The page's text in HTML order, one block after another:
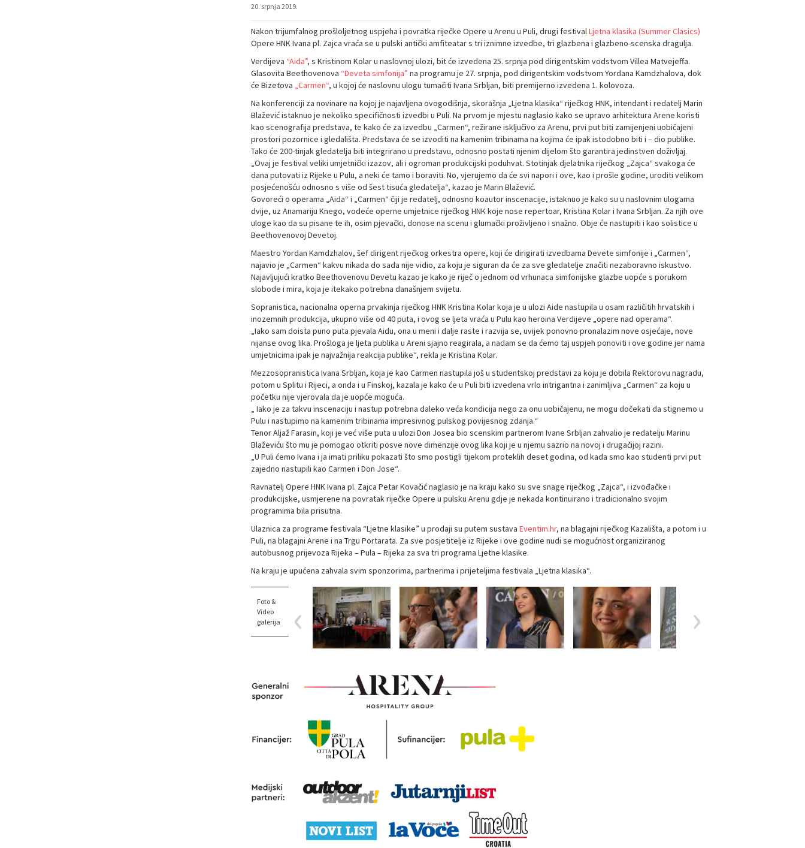
20. srpnja 2019.
Nakon trijumfalnog prošloljetnog uspjeha i povratka riječke Opere u Arenu u Puli, drugi festivalLjetna klasika (Summer Clasics)
Opere HNK Ivana pl. Zajca vraća se u pulski antički amfiteatar s tri iznimne izvedbe, tri glazbena i glazbeno-scenska dragulja.
Verdijeva “Aida”, s Kristinom Kolar u naslovnoj ulozi, bit će izvedena 25. srpnja pod dirigentskim vodstvom Villea Matvejeffa.
Glasovita Beethovenova “Deveta simfonija” na programu je 27. srpnja, pod dirigentskim vodstvom Yordana Kamdzhalova, dok
će Bizetova „Carmen“, u kojoj će naslovnu ulogu tumačiti Ivana Srbljan, biti premijerno izvedena 1. kolovoza.
Na konferenciji za novinare na kojoj je najavljena ovogodišnja, skorašnja „Ljetna klasika“ riječkog HNK, intendant i redatelj Marin
Blažević istaknuo je nekoliko specifičnosti izvedbi u Puli. Na prvom je mjestu naglasio kako se upravo arhitektura Arene koristi
kao scenografija predstava, te kako će za izvedbu „Carmen“, režirane isključivo za Arenu, prvi put biti zamijenjeni uobičajeni
prostori pozornice i gledališta. Predstava će se izvoditi na kamenim tribinama na kojima će ipak istodobno biti i – dio publike.
Tako će 200-tinjak gledatelja biti integrirano u predstavu, odnosno postati njenim dijelom što garantira jedinstven doživljaj.
„Ovaj je festival veliki umjetnički izazov, ali i ogroman produkcijski poduhvat. Stotinjak djelatnika riječkog „Zajca“ svakoga će
dana putovati iz Rijeke u Pulu, a neki će tamo i boraviti. No, vjerujemo da će svi napori i ove, kao i prošle godine, uroditi velikom
posjećenošću odnosno s više od šest tisuća gledatelja“, kazao je Marin Blažević.
Govoreći o operama „Aida“ i „Carmen“ čiji je redatelj, odnosno koautor inscenacije, istaknuo je kako su u naslovnim ulogama
dvije, uz Anamariju Knego, vodeće operne umjetnice riječkog HNK koje nose repertoar, Kristina Kolar i Ivana Srbljan. Za njih ove
uloge kao da su pisane te ih, osim pjevački, donose na scenu i glumački proživljeno i snažno. Obje će nastupiti i kao solistice u
Beethovenovoj Devetoj.
Maestro Yordan Kamdzhalov, šef dirigent riječkog orkestra opere, koji će dirigirati izvedbama Devete simfonije i „Carmen“,
najavio je „Carmen“ kakvu nikada do sada nije vidio, za koju je siguran da će za sve gledatelje značiti nezaboravno iskustvo.
Najavljujući kratko Beethovenovu Devetu kazao je kako je riječ o jednom od vrhunaca simfonijske glazbe uopće s porukom
slobode i mira, koja je itekako potrebna današnjem svijetu.
Sopranistica, nacionalna operna prvakinja riječkog HNK Kristina Kolar koja je u ulozi Aide nastupila u osam različitih hrvatskih i
inozemnih produkcija, ukupno više od 40 puta, i ovog se ljeta vraća u Pulu kao heroina Verdijeve „opere nad operama“.
„Iako sam doista puno puta pjevala Aidu, ona u meni i dalje raste i razvija se, uvijek ponovno pronalazim nove osjećaje, nove
nijanse ovog lika. Prošloga je ljeta publika u Areni sjajno reagirala, a nadam se da ćemo taj uspjeh ponoviti i ove godine jer nama
umjetnicima ipak je najvažnija reakcija publike“, rekla je Kristina Kolar.
Mezzosopranistica Ivana Srbljan, koja je kao Carmen nastupila još u studentskoj predstavi za koju je dobila Rektorovu nagradu,
potom u Splitu i Rijeci, a onda i u Finskoj, kazala je kako će u Puli biti izvedena vrlo intrigantna i zanimljiva „Carmen“ za koju u
početku nije vjerovala da je uopće moguća.
„ Iako je za takvu inscenaciju i nastup potrebna daleko veća kondicija nego za onu uobičajenu, ne mogu dočekati da stignemo u
Pulu i nastupimo na kamenim tribinama impresivnog pulskog povijesnog zdanja.“
Tenor Aljaž Farasin, koji je već više puta u ulozi Don Josea bio scenskim partnerom Ivane Srbljan zahvalio je redatelju Marinu
Blaževiću što mu je pomogao otkriti posve nove dimenzije ovog lika koji je u njemu sazrio na novoj i drugačijoj razini.
„U Puli ćemo Ivana i ja imati priliku pokazati što smo postigli tijekom proteklih deset godina, od kada smo kao studenti prvi put
zajedno nastupili kao Carmen i Don Jose“.
Ravnatelj Opere HNK Ivana pl. Zajca Petar Kovačić naglasio je na kraju kako su sve snage riječkog „Zajca“, i izvođačke i
produkcijske, usmjerene na povratak riječke Opere u pulsku Arenu gdje je nekada kontinuirano i tradicionalno svojim
programima bila prisutna.
Ulaznica za programe festivala “Ljetne klasike” u prodaji su putem sustava Eventim.hr, na blagajni riječkog Kazališta, a potom i u
Puli, na blagajni Arene i na Trgu Portarata. Za sve posjetitelje iz Rijeke i ove godine nudi se mogućnost organiziranog
autobusnog prijevoza Rijeka – Pula – Rijeka za sva tri programa Ljetne klasike.
Na kraju je upućena zahvala svim sponzorima, partnerima i prijeteljima festivala „Ljetna klasika“.
Foto &
Video
galerija